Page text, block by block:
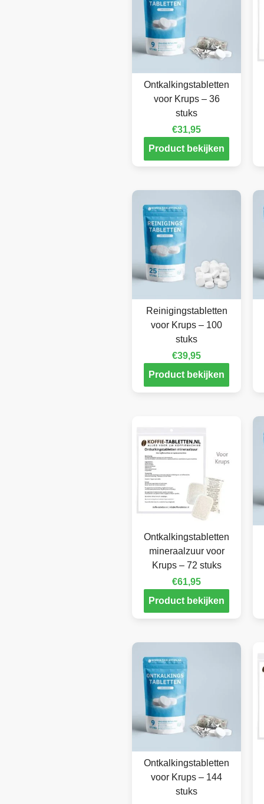
Ontkalkingstabletten
voor Krups – 36
stuks
€31,95
Product bekijken
Reinigingstabletten
voor Krups – 100
stuks
€39,95
Product bekijken
Ontkalkingstabletten
mineraalzuur voor
Krups – 72 stuks
€61,95
Product bekijken
Ontkalkingstabletten
voor Krups – 144
stuks